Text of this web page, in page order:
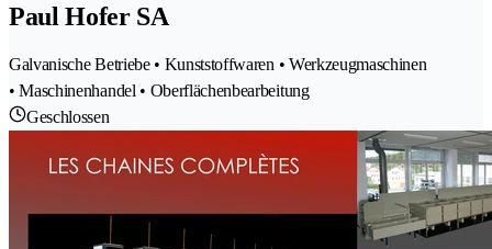
Paul Hofer SA
Galvanische Betriebe • Kunststoffwaren • Werkzeugmaschinen
• Maschinenhandel • Oberflächenbearbeitung
Geschlossen